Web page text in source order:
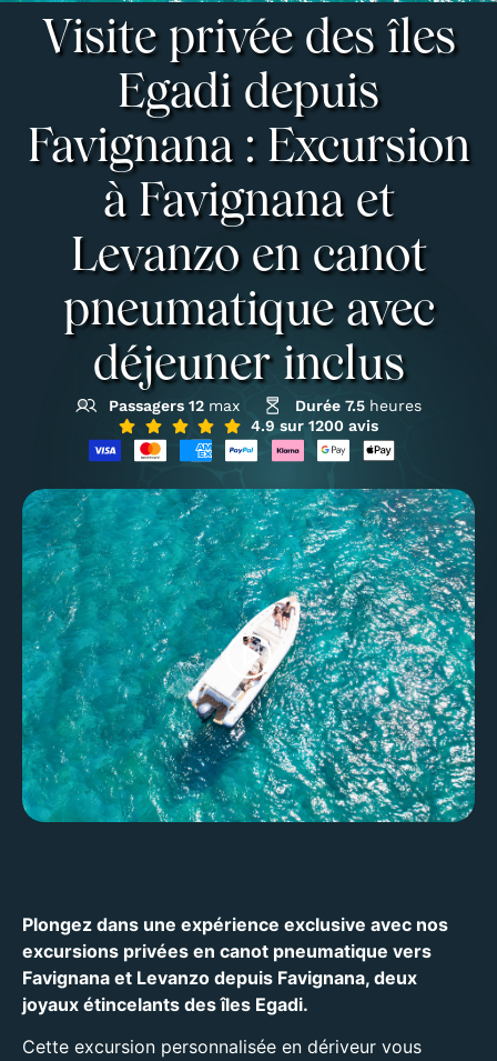
Visite privée des îles
Egadi depuis
Favignana : Excursion
à Favignana et
Levanzo en canot
pneumatique avec
déjeuner inclus
Passagers 12 max Durée 7.5 heures
4.9 sur 1200 avis
Plongez dans une expérience exclusive avec nos
excursions privées en canot pneumatique vers
Favignana et Levanzo depuis Favignana, deux
joyaux étincelants des îles Egadi.
Cette excursion personnalisée en dériveur vous